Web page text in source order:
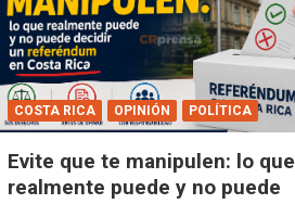
COSTA RICA OPINIÓN POLÍTICA
Evite que te manipulen: lo que
realmente puede y no puede